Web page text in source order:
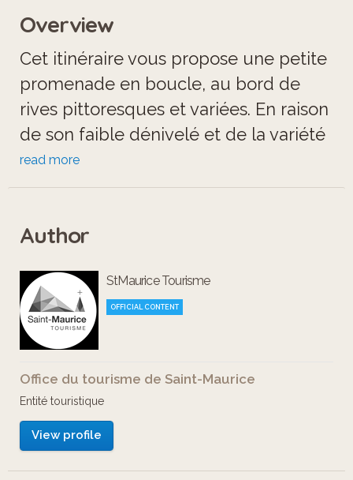
Overview
Cet itinéraire vous propose une petite
promenade en boucle, au bord de
rives pittoresques et variées. En raison
de son faible dénivelé et de la variété
de terrains, il est particulièrement
recommandé pour une courte session
l'espace thermal de Lavey-les-Bains,
où vous pourrez vous prélasser dans
l'eau la plus chaude de Suisse, avant
read more
Author
StMaurice Tourisme
OFFICIAL CONTENT
Office du tourisme de Saint-Maurice
Entité touristique
View profile